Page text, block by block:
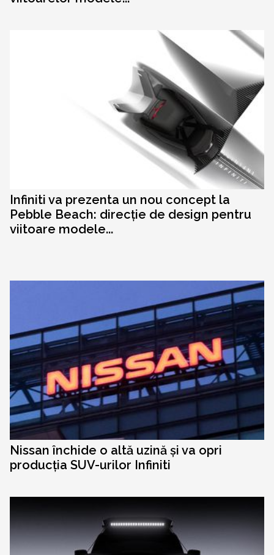
Infiniti va prezenta un nou concept la
Pebble Beach: direcție de design pentru
viitoare modele...
Nissan închide o altă uzină și va opri
producția SUV-urilor Infiniti